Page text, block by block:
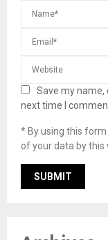
Save my
next time I
* By using this
of your data by this